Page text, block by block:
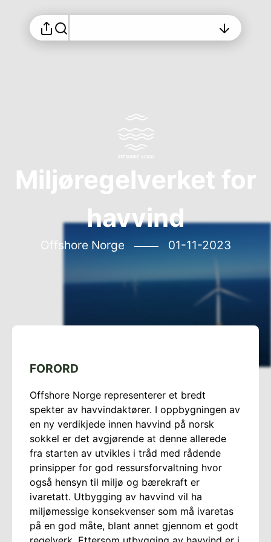
Miljøregelverket for
havvind
Offshore Norge 01-11-2023
FORORD
Offshore Norge representerer et bredt
spekter av havvindaktører. I oppbygningen av
en ny verdikjede innen havvind på norsk
sokkel er det avgjørende at denne allerede
fra starten av utvikles i tråd med rådende
prinsipper for god ressursforvaltning hvor
også hensyn til miljø og bærekraft er
ivaretatt. Utbygging av havvind vil ha
miljømessige konsekvenser som må ivaretas
på en god måte, blant annet gjennom et godt